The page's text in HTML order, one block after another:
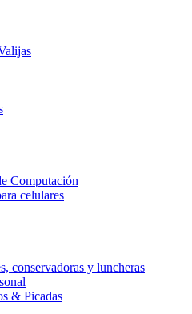
Computación
celulares
conservadoras y luncheras
& Picadas